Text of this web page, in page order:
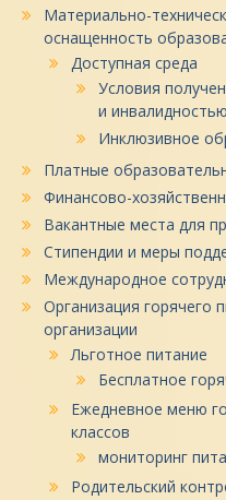
Материально-
оснащенность
Доступная среда
Условия
и инвалидностью
Инклюзивное
Платные
Финансово-
Вакантные места для
Стипендии и меры
Международное
Организация горячего
организации
Льготное питание
Бесплатное
Ежедневное меню
классов
мониторинг
Родительский